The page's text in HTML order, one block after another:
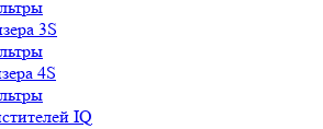
3S
4S
IQ